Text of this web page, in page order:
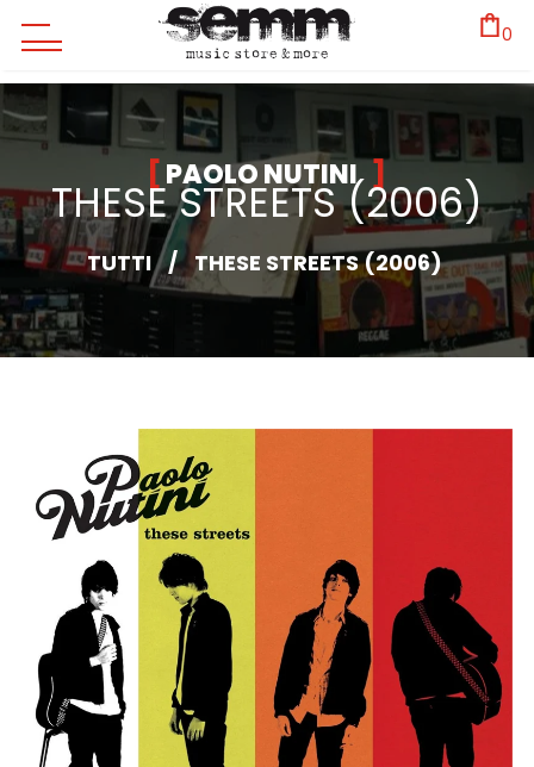
0
PAOLO NUTINI
THESE STREETS (2006)
TUTTI / THESE STREETS (2006)